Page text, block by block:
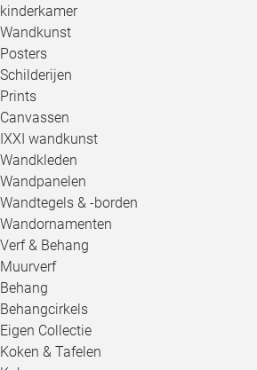
kinderkamer
Wandkunst
Posters
Schilderijen
Prints
Canvassen
IXXI wandkunst
Wandkleden
Wandpanelen
Wandtegels & -borden
Wandornamenten
Verf & Behang
Muurverf
Behang
Behangcirkels
Eigen Collectie
Koken & Tafelen